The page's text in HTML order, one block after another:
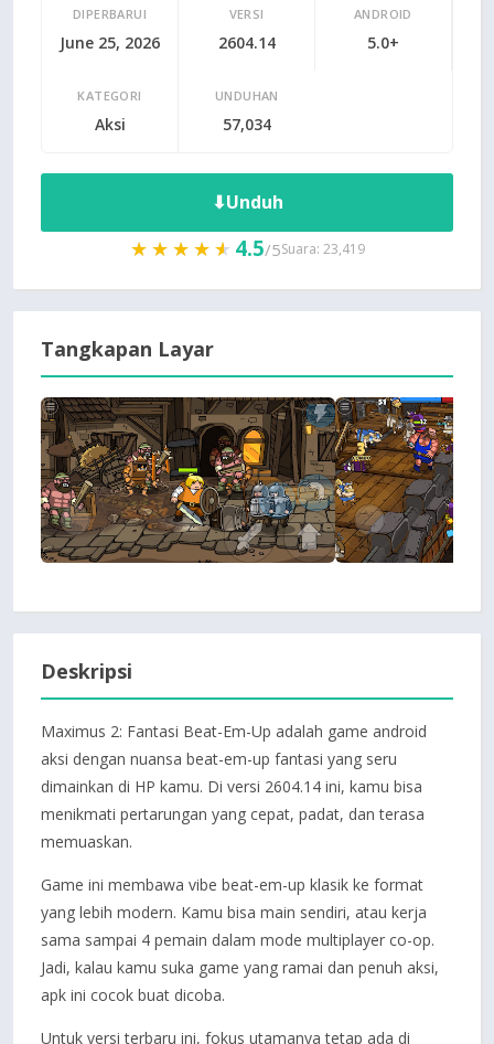
DIPERBARUI
June 25, 2026
VERSI
2604.14
ANDROID
5.0+
KATEGORI
Aksi
UNDUHAN
57,034
⬇Unduh
★★★★★
★★★★★ 4.5/5Suara: 23,419
Tangkapan Layar
Deskripsi
Maximus 2: Fantasi Beat-Em-Up adalah game android
aksi dengan nuansa beat-em-up fantasi yang seru
dimainkan di HP kamu. Di versi 2604.14 ini, kamu bisa
menikmati pertarungan yang cepat, padat, dan terasa
memuaskan.
Game ini membawa vibe beat-em-up klasik ke format
yang lebih modern. Kamu bisa main sendiri, atau kerja
sama sampai 4 pemain dalam mode multiplayer co-op.
Jadi, kalau kamu suka game yang ramai dan penuh aksi,
apk ini cocok buat dicoba.
Untuk versi terbaru ini, fokus utamanya tetap ada di